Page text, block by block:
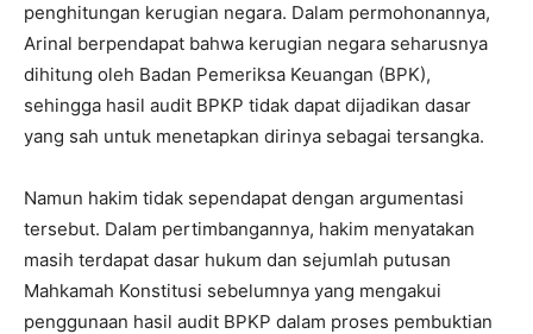
penghitungan kerugian negara. Dalam permohonannya,
Arinal berpendapat bahwa kerugian negara seharusnya
dihitung oleh Badan Pemeriksa Keuangan (BPK),
sehingga hasil audit BPKP tidak dapat dijadikan dasar
yang sah untuk menetapkan dirinya sebagai tersangka.
Namun hakim tidak sependapat dengan argumentasi
tersebut. Dalam pertimbangannya, hakim menyatakan
masih terdapat dasar hukum dan sejumlah putusan
Mahkamah Konstitusi sebelumnya yang mengakui
penggunaan hasil audit BPKP dalam proses pembuktian